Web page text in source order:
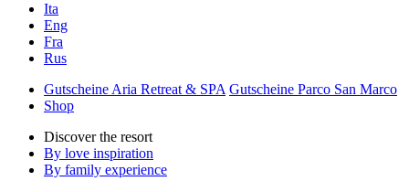
Ita
Eng
Fra
Rus
Gutscheine Aria Retreat & SPA Gutscheine Parco San Marco
Shop
Discover the resort
By love inspiration
By family experience